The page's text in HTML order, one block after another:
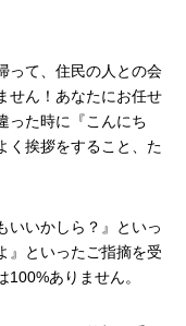
って、住民の人との会
せん！あなたにお任せ
った時に『こんにち
く挨拶をすること、た
いいかしら？』といっ
』といったご指摘を受
ありません。